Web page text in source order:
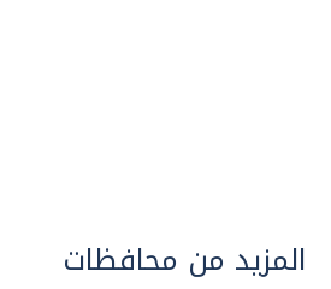
المزيد من محافظات